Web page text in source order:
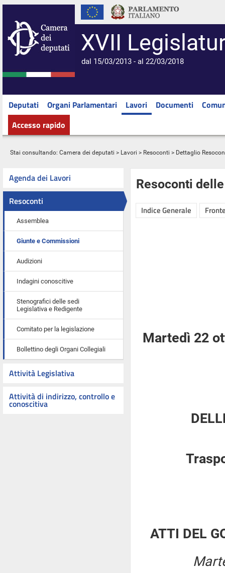
XVII
dal 15/03/2013 - al 22/03/2018
Deputati Organi Parlamentari Lavori Documenti
Accesso rapido
Stai consultando: Camera dei deputati > Lavori > Resoconti > Dettaglio
Agenda dei Lavori
Resoconti
Assemblea
Giunte e Commissioni
Audizioni
Indagini conoscitive
Stenografici delle sedi
Legislativa e Redigente
Comitato per la legislazione
Bollettino degli Organi Collegiali
Attività Legislativa
Attività di indirizzo, controllo e
conoscitiva
Resoconti
Indice Generale
Martedì 22
ATTI DEL